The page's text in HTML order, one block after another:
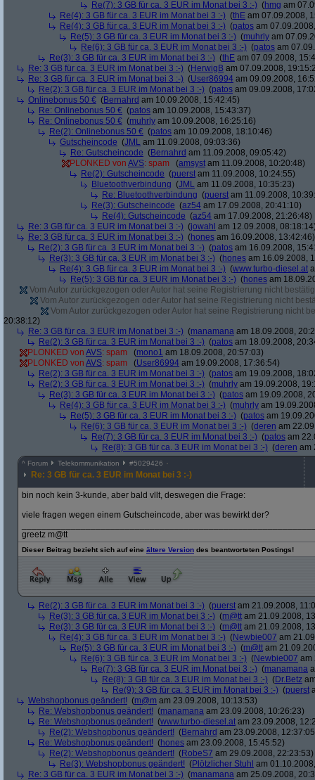
Re(7): 3 GB für ca. 3 EUR im Monat bei 3 :-) (hmg am
Re(4): 3 GB für ca. 3 EUR im Monat bei 3 :-) (thE am 07.09.2008,
Re(4): 3 GB für ca. 3 EUR im Monat bei 3 :-) (patos am
Re(5): 3 GB für ca. 3 EUR im Monat bei 3 :-) (muhrly am
Re(6): 3 GB für ca. 3 EUR im Monat bei 3 :-) (patos am
Re(3): 3 GB für ca. 3 EUR im Monat bei 3 :-) (thE am 07.09.2008,
Re: 3 GB für ca. 3 EUR im Monat bei 3 :-) (HerwigB am 07.09.2008,
Re: 3 GB für ca. 3 EUR im Monat bei 3 :-) (User86994 am 09.09.2008,
Re(2): 3 GB für ca. 3 EUR im Monat bei 3 :-) (patos am 09.09.2008,
Onlinebonus 50 € (Bernahrd am 10.09.2008, 15:42:45)
Re: Onlinebonus 50 € (patos am 10.09.2008, 15:43:37)
Re: Onlinebonus 50 € (muhrly am 10.09.2008, 16:25:16)
Re(2): Onlinebonus 50 € (patos am 10.09.2008, 18:10:46)
Gutscheincode (JML am 11.09.2008, 09:03:36)
Re: Gutscheincode (Bernahrd am 11.09.2008, 09:05:42)
PLONKED von AVS: spam (amsyst am 11.09.2008, 10:20:48)
Re(2): Gutscheincode (puerst am 11.09.2008, 10:24:55)
Bluetoothverbindung (JML am 11.09.2008, 10:35:23)
Re: Bluetoothverbindung (puerst am 11.09.2008,
Re(3): Gutscheincode (az54 am 17.09.2008, 20:41:10)
Re(4): Gutscheincode (az54 am 17.09.2008, 21:26:48)
Re: 3 GB für ca. 3 EUR im Monat bei 3 :-) (jowahl am 12.09.2008,
Re: 3 GB für ca. 3 EUR im Monat bei 3 :-) (hones am 16.09.2008, 13:42:46)
Re(2): 3 GB für ca. 3 EUR im Monat bei 3 :-) (patos am 16.09.2008,
Re(3): 3 GB für ca. 3 EUR im Monat bei 3 :-) (hones am 16.09.2008,
Re(4): 3 GB für ca. 3 EUR im Monat bei 3 :-) (www.turbo-diesel.at
Re(5): 3 GB für ca. 3 EUR im Monat bei 3 :-) (hones am
Vom Autor zurückgezogen oder Autor hat seine Registrierung nicht
Vom Autor zurückgezogen oder Autor hat seine Registrierung nicht
Vom Autor zurückgezogen oder Autor hat seine Registrierung nicht
20:38:12)
Re: 3 GB für ca. 3 EUR im Monat bei 3 :-) (manamana am 18.09.2008,
Re(2): 3 GB für ca. 3 EUR im Monat bei 3 :-) (patos am 18.09.2008,
PLONKED von AVS: spam (mono1 am 18.09.2008, 20:57:03)
PLONKED von AVS: spam (User86994 am 19.09.2008, 17:36:54)
Re(2): 3 GB für ca. 3 EUR im Monat bei 3 :-) (patos am 19.09.2008,
Re(2): 3 GB für ca. 3 EUR im Monat bei 3 :-) (muhrly am 19.09.2008,
Re(3): 3 GB für ca. 3 EUR im Monat bei 3 :-) (patos am 19.09.2008,
Re(4): 3 GB für ca. 3 EUR im Monat bei 3 :-) (muhrly am
Re(5): 3 GB für ca. 3 EUR im Monat bei 3 :-) (patos am
Re(6): 3 GB für ca. 3 EUR im Monat bei 3 :-) (deren am
Re(7): 3 GB für ca. 3 EUR im Monat bei 3 :-) (patos am
Re(8): 3 GB für ca. 3 EUR im Monat bei 3 :-) (deren am
^ Forum Telekommunikation #5029426
Re: 3 GB für ca. 3 EUR im Monat bei 3 :-)
bin noch kein 3-kunde, aber bald vllt, deswegen die Frage:
viele fragen wegen einem Gutscheincode, aber was bewirkt der?
greetz m@tt
Dieser Beitrag bezieht sich auf eine ältere Version des beantworteten Postings!
Re(2): 3 GB für ca. 3 EUR im Monat bei 3 :-) (puerst am 21.09.2008,
Re(3): 3 GB für ca. 3 EUR im Monat bei 3 :-) (m@tt am 21.09.2008,
Re(3): 3 GB für ca. 3 EUR im Monat bei 3 :-) (m@tt am 21.09.2008,
Re(4): 3 GB für ca. 3 EUR im Monat bei 3 :-) (Newbie007 am
Re(5): 3 GB für ca. 3 EUR im Monat bei 3 :-) (m@tt am
Re(6): 3 GB für ca. 3 EUR im Monat bei 3 :-) (Newbie007 am
Re(7): 3 GB für ca. 3 EUR im Monat bei 3 :-) (manamana
Re(8): 3 GB für ca. 3 EUR im Monat bei 3 :-) (Dr.Betz
Re(9): 3 GB für ca. 3 EUR im Monat bei 3 :-) (puerst
Webshopbonus geändert! (m@m am 23.09.2008, 10:13:53)
Re: Webshopbonus geändert! (manamana am 23.09.2008, 10:26:23)
Re: Webshopbonus geändert! (www.turbo-diesel.at am 23.09.2008,
Re(2): Webshopbonus geändert! (Bernahrd am 23.09.2008,
Re: Webshopbonus geändert! (hones am 23.09.2008, 15:45:52)
Re(2): Webshopbonus geändert! (RobeS7 am 29.09.2008, 22:23:53)
Re(3): Webshopbonus geändert! (Plötzlicher Stuhl am
Re: 3 GB für ca. 3 EUR im Monat bei 3 :-) (manamana am 25.09.2008,